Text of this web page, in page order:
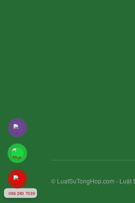
© LuatSuTongHop.com - Luật
086 283 7339